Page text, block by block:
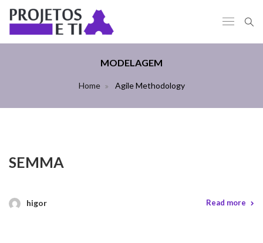
MODELAGEM
Home Agile Methodology
SEMMA
higor Read more